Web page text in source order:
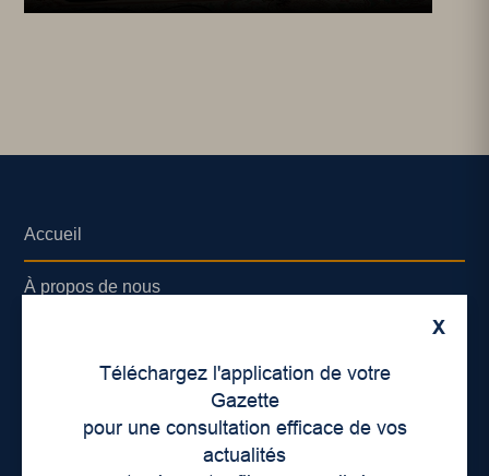
X
Téléchargez l'application de votre
Gazette
pour une consultation efficace de vos
actualités
Accueil
À propos de nous
Lieux de distribution